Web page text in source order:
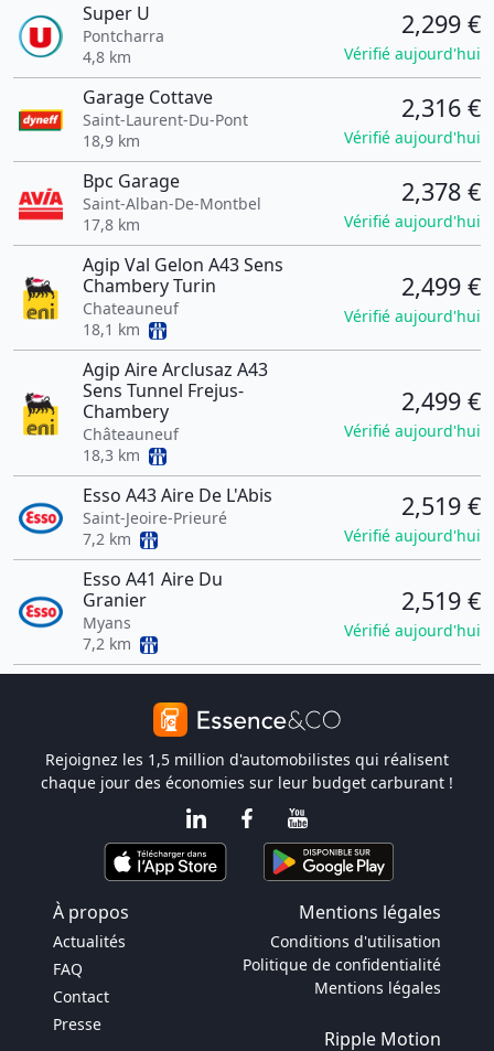
Super U
Pontcharra
4,8 km
2,299 €
Vérifié aujourd'hui
Garage Cottave
Saint-Laurent-Du-Pont
18,9 km
2,316 €
Vérifié aujourd'hui
Bpc Garage
Saint-Alban-De-Montbel
17,8 km
2,378 €
Vérifié aujourd'hui
Agip Val Gelon A43 Sens
Chambery Turin
Chateauneuf
18,1 km
2,499 €
Vérifié aujourd'hui
Agip Aire Arclusaz A43
Sens Tunnel Frejus-
Chambery
Châteauneuf
18,3 km
2,499 €
Vérifié aujourd'hui
Esso A43 Aire De L'Abis
Saint-Jeoire-Prieuré
7,2 km
2,519 €
Vérifié aujourd'hui
Esso A41 Aire Du
Granier
Myans
7,2 km
2,519 €
Vérifié aujourd'hui
Rejoignez les 1,5 million d'automobilistes qui réalisent
chaque jour des économies sur leur budget carburant !
À propos Mentions légales
Actualités
FAQ
Contact
Presse
Conditions d'utilisation
Politique de confidentialité
Mentions légales
Ripple Motion